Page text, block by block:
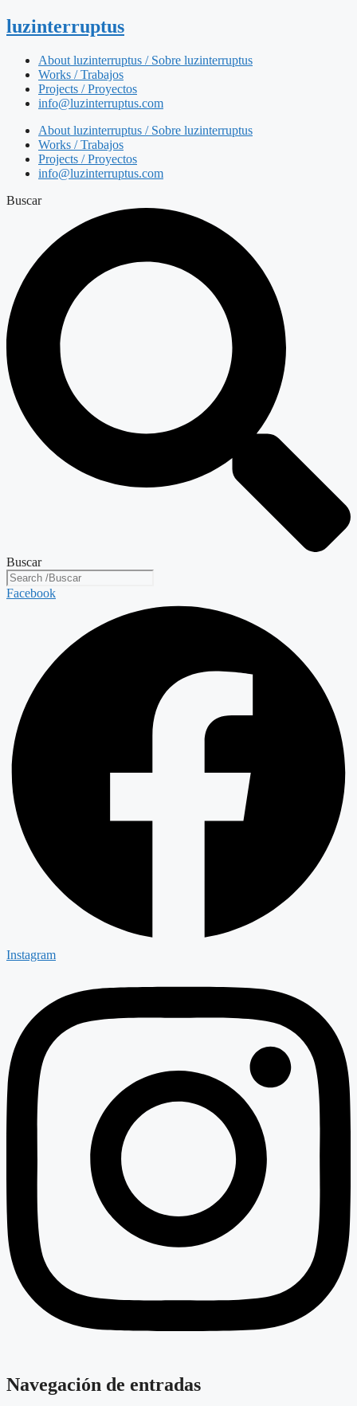
luzinterruptus
About luzinterruptus / Sobre luzinterruptus
Works / Trabajos
Projects / Proyectos
info@luzinterruptus.com
About luzinterruptus / Sobre luzinterruptus
Works / Trabajos
Projects / Proyectos
info@luzinterruptus.com
Buscar
Buscar
Facebook
Instagram
Navegación de entradas